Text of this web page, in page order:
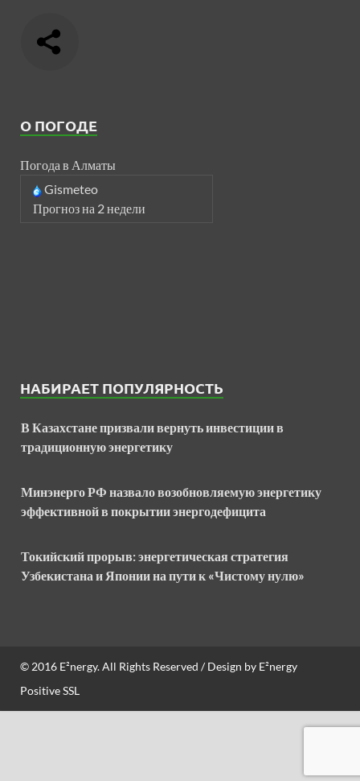
О ПОГОДЕ
Погода в Алматы
Gismeteo
Прогноз на 2 недели
НАБИРАЕТ ПОПУЛЯРНОСТЬ
В Казахстане призвали вернуть инвестиции в
традиционную энергетику
Минэнерго РФ назвало возобновляемую энергетику
эффективной в покрытии энергодефицита
Токийский прорыв: энергетическая стратегия
Узбекистана и Японии на пути к «Чистому нулю»
© 2016 E²nergy. All Rights Reserved / Design by E²nergy
Positive SSL